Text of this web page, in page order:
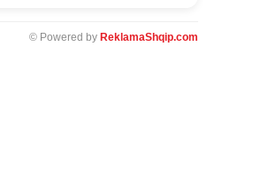
© Powered by ReklamaShqip.com